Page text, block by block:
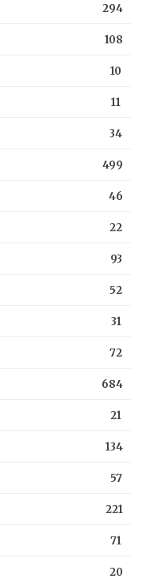
294
108
10
11
34
499
46
22
93
52
31
72
684
21
134
57
221
71
20